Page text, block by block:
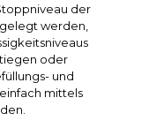
der
werden,
oder
und
mittels